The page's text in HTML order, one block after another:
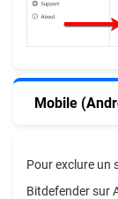
Mobile
Pour exclure un
Bitdefender sur